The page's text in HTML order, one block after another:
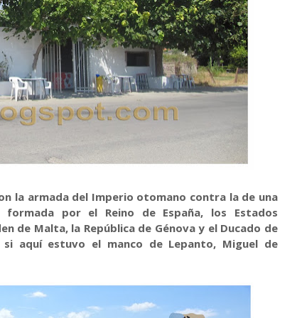
la armada del Imperio otomano contra la de una
formada por el Reino de España, los Estados
de Malta, la República de Génova y el Ducado de
aquí estuvo el manco de Lepanto, Miguel de